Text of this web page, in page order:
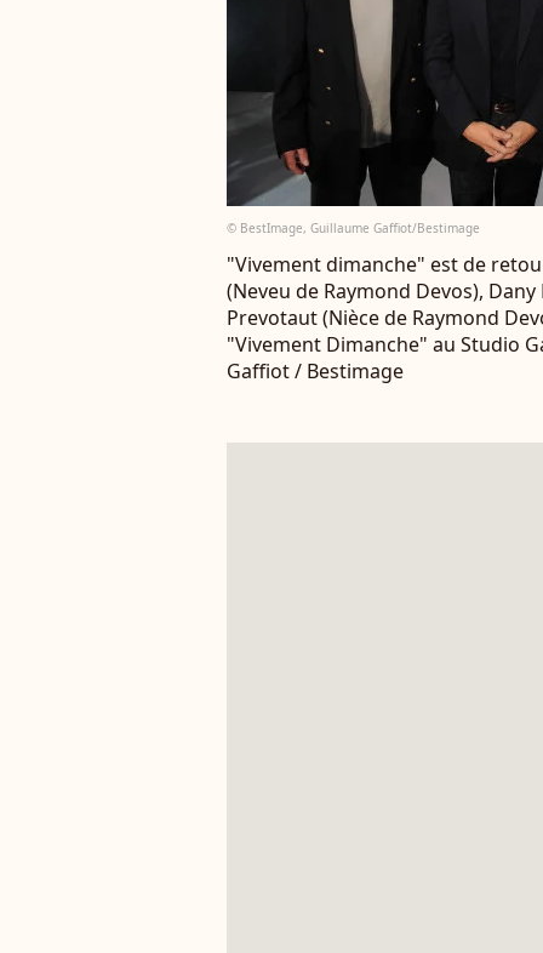
© BestImage, Guillaume Gaffiot/Bestimage
"Vivement dimanche" est de
(Neveu de Raymond Devos),
Prevotaut (Nièce de Raymond
"Vivement Dimanche" au Studio
Gaffiot / Bestimage